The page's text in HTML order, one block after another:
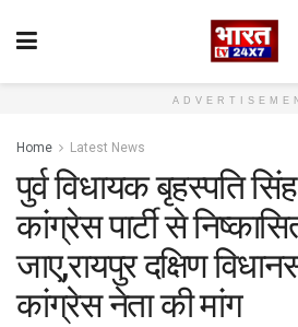
Home Latest News
पुर्व विधायक बृहस्पति
कांग्रेस पार्टी से
जाए,रायपुर दक्षिण
कांग्रेस नेता की मांग